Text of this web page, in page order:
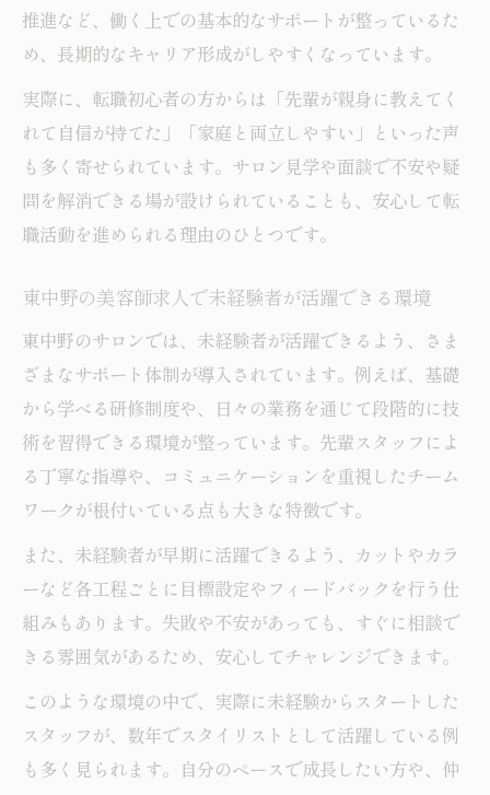
推進など、働く上での基本的なサポートが整っているた
め、長期的なキャリア形成がしやすくなっています。
実際に、転職初心者の方からは「先輩が親身に教えてく
れて自信が持てた」「家庭と両立しやすい」といった声
も多く寄せられています。サロン見学や面談で不安や疑
問を解消できる場が設けられていることも、安心して転
職活動を進められる理由のひとつです。
東中野の美容師求人で未経験者が活躍できる環境
東中野のサロンでは、未経験者が活躍できるよう、さま
ざまなサポート体制が導入されています。例えば、基礎
から学べる研修制度や、日々の業務を通じて段階的に技
術を習得できる環境が整っています。先輩スタッフによ
る丁寧な指導や、コミュニケーションを重視したチーム
ワークが根付いている点も大きな特徴です。
また、未経験者が早期に活躍できるよう、カットやカラ
ーなど各工程ごとに目標設定やフィードバックを行う仕
組みもあります。失敗や不安があっても、すぐに相談で
きる雰囲気があるため、安心してチャレンジできます。
このような環境の中で、実際に未経験からスタートした
スタッフが、数年でスタイリストとして活躍している例
も多く見られます。自分のペースで成長したい方や、仲